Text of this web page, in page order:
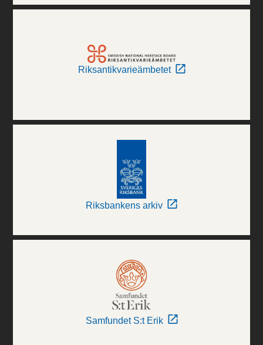
Riksantikvarieämbetet
Riksbankens arkiv
Samfundet S:t Erik